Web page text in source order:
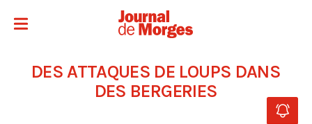
DES ATTAQUES DE LOUPS DANS
DES BERGERIES